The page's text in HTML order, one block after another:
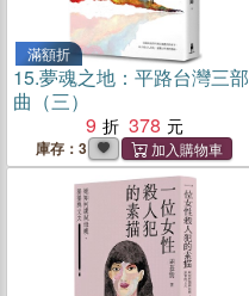
滿額折
15.夢魂之地：平路台灣三部
曲（三）
9
378
庫存：3